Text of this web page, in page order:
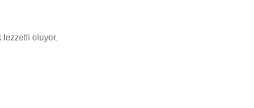
lezzetli oluyor.